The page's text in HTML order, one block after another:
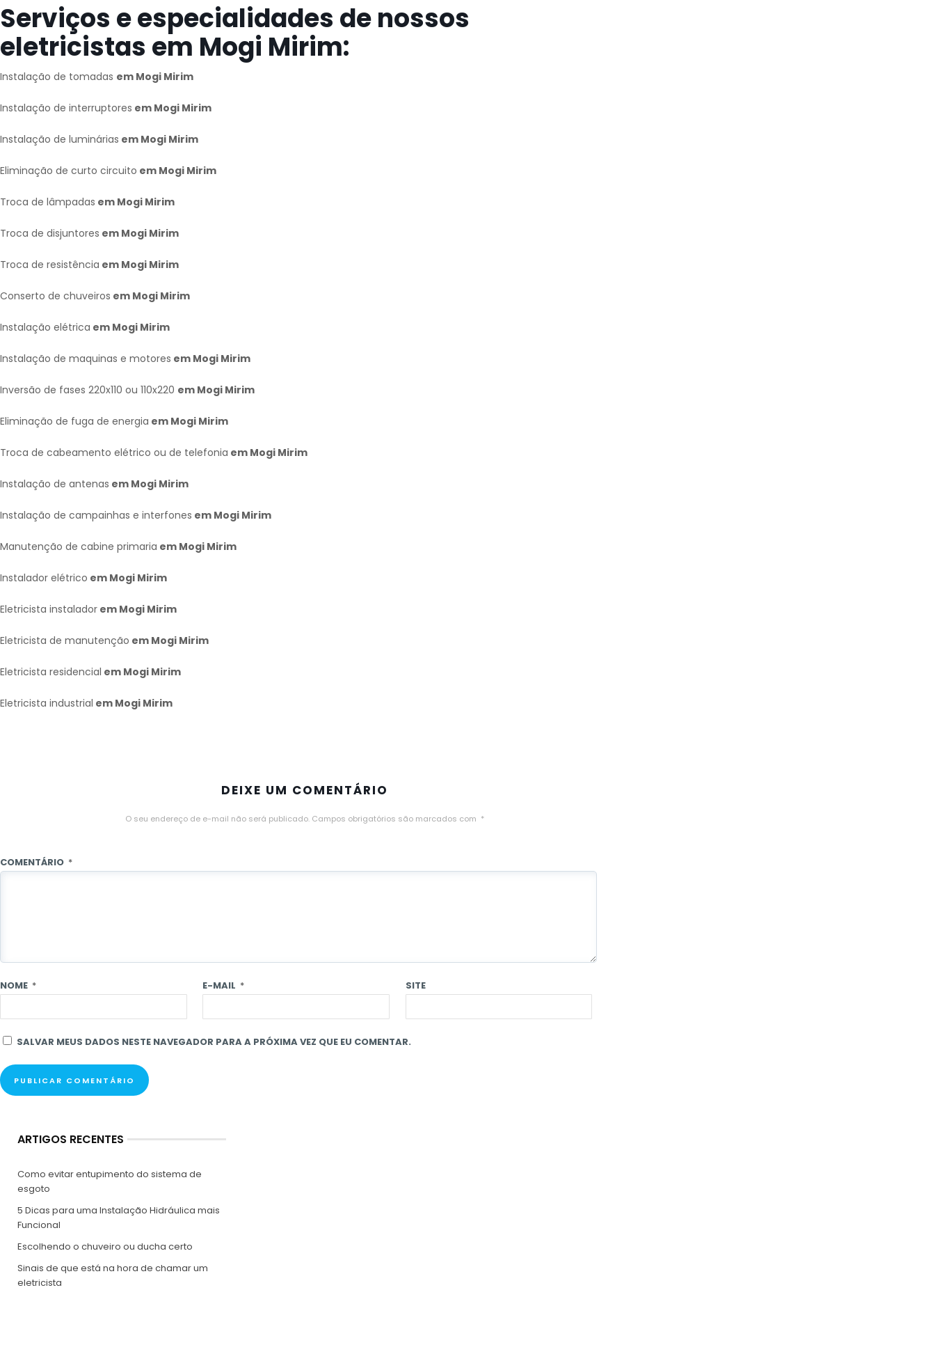
Serviços e especialidades de nossos
eletricistas em Mogi Mirim:
Instalação de tomadas em Mogi Mirim
Instalação de interruptores em Mogi Mirim
Instalação de luminárias em Mogi Mirim
Eliminação de curto circuito em Mogi Mirim
Troca de lâmpadas em Mogi Mirim
Troca de disjuntores em Mogi Mirim
Troca de resistência em Mogi Mirim
Conserto de chuveiros em Mogi Mirim
Instalação elétrica em Mogi Mirim
Instalação de maquinas e motores em Mogi Mirim
Inversão de fases 220x110 ou 110x220 em Mogi Mirim
Eliminação de fuga de energia em Mogi Mirim
Troca de cabeamento elétrico ou de telefonia em Mogi Mirim
Instalação de antenas em Mogi Mirim
Instalação de campainhas e interfones em Mogi Mirim
Manutenção de cabine primaria em Mogi Mirim
Instalador elétrico em Mogi Mirim
Eletricista instalador em Mogi Mirim
Eletricista de manutenção em Mogi Mirim
Eletricista residencial em Mogi Mirim
Eletricista industrial em Mogi Mirim
DEIXE UM COMENTÁRIO
O seu endereço de e-mail não será publicado. Campos obrigatórios são marcados com *
COMENTÁRIO *
NOME * E-MAIL * SITE
SALVAR MEUS DADOS NESTE NAVEGADOR PARA A PRÓXIMA VEZ QUE EU COMENTAR.
ARTIGOS RECENTES
Como evitar entupimento do sistema de
esgoto
5 Dicas para uma Instalação Hidráulica mais
Funcional
Escolhendo o chuveiro ou ducha certo
Sinais de que está na hora de chamar um
eletricista